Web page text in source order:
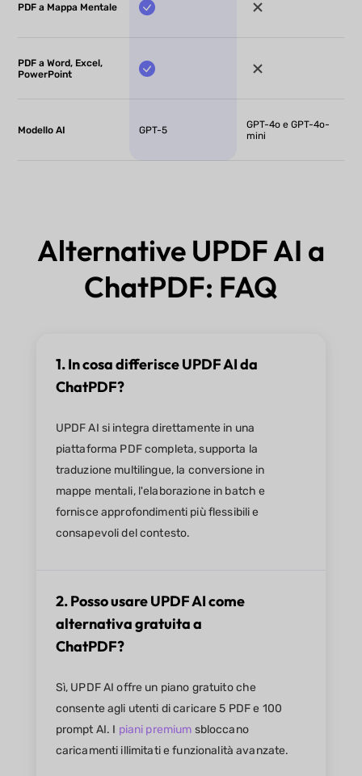
PDF a Mappa Mentale
PDF a Word, Excel,
PowerPoint
Modello AI GPT-5
GPT-4o e GPT-4o-
mini
Alternative UPDF AI a
ChatPDF: FAQ
1. In cosa differisce UPDF AI da
ChatPDF?
UPDF AI si integra direttamente in una
piattaforma PDF completa, supporta la
traduzione multilingue, la conversione in
mappe mentali, l'elaborazione in batch e
fornisce approfondimenti più flessibili e
consapevoli del contesto.
2. Posso usare UPDF AI come
alternativa gratuita a
ChatPDF?
Sì, UPDF AI offre un piano gratuito che
consente agli utenti di caricare 5 PDF e 100
prompt AI. I piani premium sbloccano
caricamenti illimitati e funzionalità avanzate.